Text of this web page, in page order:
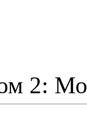
2: